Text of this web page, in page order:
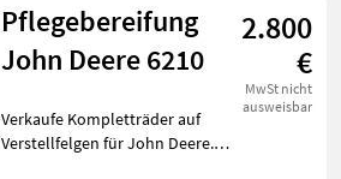
Pflegebereifung
John Deere 6210
2.800
€
MwSt nicht
ausweisbar
Verkaufe Kompletträder auf
Verstellfelgen für John Deere.